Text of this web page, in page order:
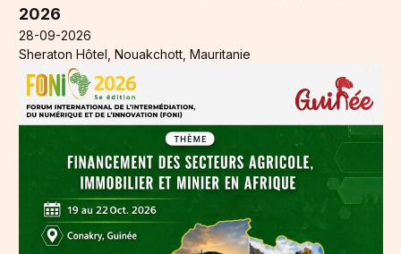
2026
28-09-2026
Sheraton Hôtel, Nouakchott, Mauritanie